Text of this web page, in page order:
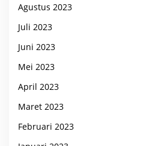
Agustus 2023
Juli 2023
Juni 2023
Mei 2023
April 2023
Maret 2023
Februari 2023